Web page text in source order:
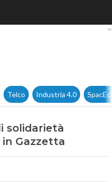
il Fondo di
Telco Industria 4.0
solidarietà
Gazzetta